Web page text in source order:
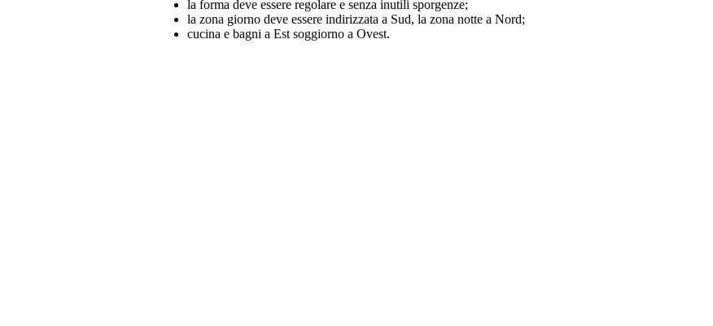
la forma deve essere regolare e senza inutili sporgenze;
la zona giorno deve essere indirizzata a Sud, la zona notte a Nord;
cucina e bagni a Est soggiorno a Ovest.